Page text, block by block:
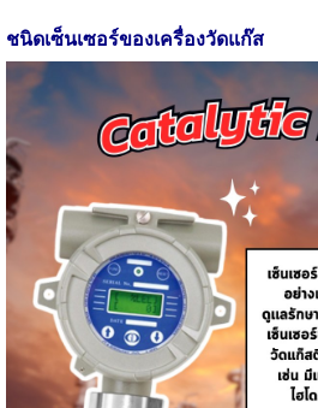
ชนิดเซ็นเซอร์ของเครื่องวัดแก๊ส